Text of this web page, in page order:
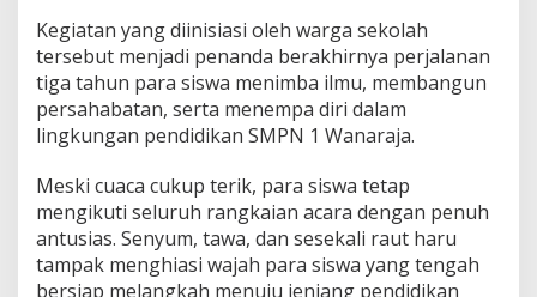
A
T
D
A
N
P
U
H
K
E
Kegiatan yang diinisiasi oleh warga sekolah
tersebut menjadi penanda berakhirnya perjalanan
tiga tahun para siswa menimba ilmu, membangun
persahabatan, serta menempa diri dalam
lingkungan pendidikan SMPN 1 Wanaraja.
Meski cuaca cukup terik, para siswa tetap
mengikuti seluruh rangkaian acara dengan penuh
antusias. Senyum, tawa, dan sesekali raut haru
tampak menghiasi wajah para siswa yang tengah
bersiap melangkah menuju jenjang pendidikan